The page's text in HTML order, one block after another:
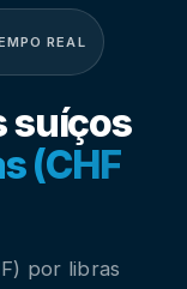
REAL
suíços
(CHF
por libras